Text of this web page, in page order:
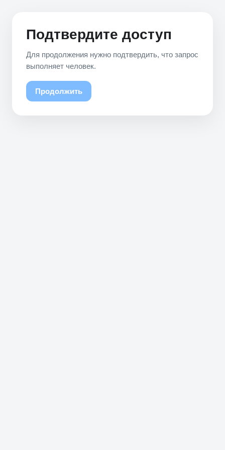
Подтвердите доступ
Для продолжения нужно подтвердить, что запрос
выполняет человек.
Продолжить